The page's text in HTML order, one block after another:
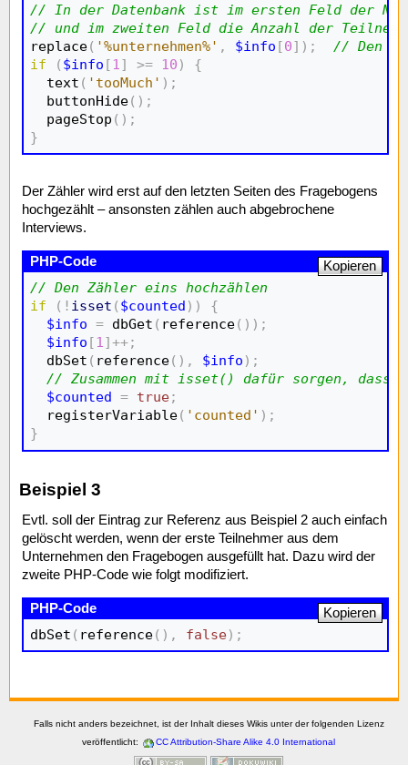
// In der Datenbank ist im ersten Feld der Name
// und im zweiten Feld die Anzahl der
replace( '%unternehmen%' , $info [0] ) ;
// Den
if
( $info [1 ] >= 10 )
{
  text
( 'tooMuch' ) ;
  buttonHide
( ) ;
  pageStop
( ) ;
}
Der Zähler wird erst auf den letzten Seiten des Fragebogens
hochgezählt – ansonsten zählen auch abgebrochene
Interviews.
// Den Zähler eins hochzählen
if
( ! isset ( $counted ) )
{
$info
= dbGet ( reference( ) ) ;
$info [1 ]++;
  dbSet
( reference( ) , $info ) ;
// Zusammen mit isset() dafür sorgen, dass
$counted
= true;
  registerVariable
( 'counted' ) ;
}
Kopieren
Beispiel 3
Evtl. soll der Eintrag zur Referenz aus Beispiel 2 auch einfach
gelöscht werden, wenn der erste Teilnehmer aus dem
Unternehmen den Fragebogen ausgefüllt hat. Dazu wird der
zweite PHP-Code wie folgt modifiziert.
dbSet ( reference( ) , false) ;
Kopieren
Falls nicht anders bezeichnet, ist der Inhalt dieses Wikis unter der folgenden Lizenz
veröffentlicht:
CC Attribution-Share Alike 4.0 International